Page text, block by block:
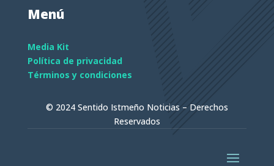
Menú
Media Kit
Política de privacidad
Términos y condiciones
© 2024 Sentido Istmeño Noticias – Derechos
Reservados